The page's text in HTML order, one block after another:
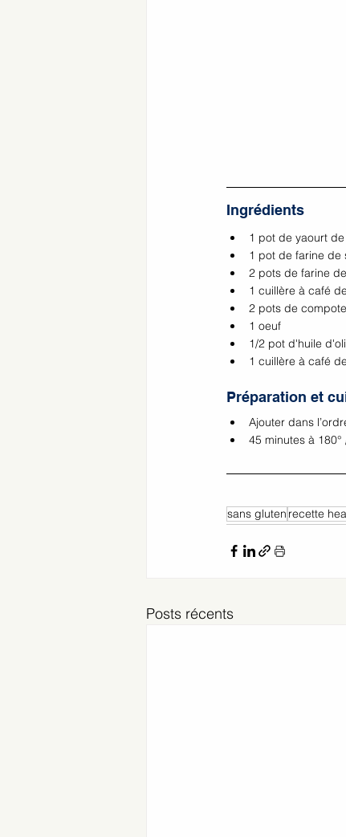
Ingrédients
1 pot de yaourt
1 pot de farine de
2 pots de farine
1 cuillère à café
2 pots de
1 oeuf
1/2 pot d'huile
1 cuillère à café
Préparation et
Ajouter dans
45 minutes à
sans gluten recette
Posts récents